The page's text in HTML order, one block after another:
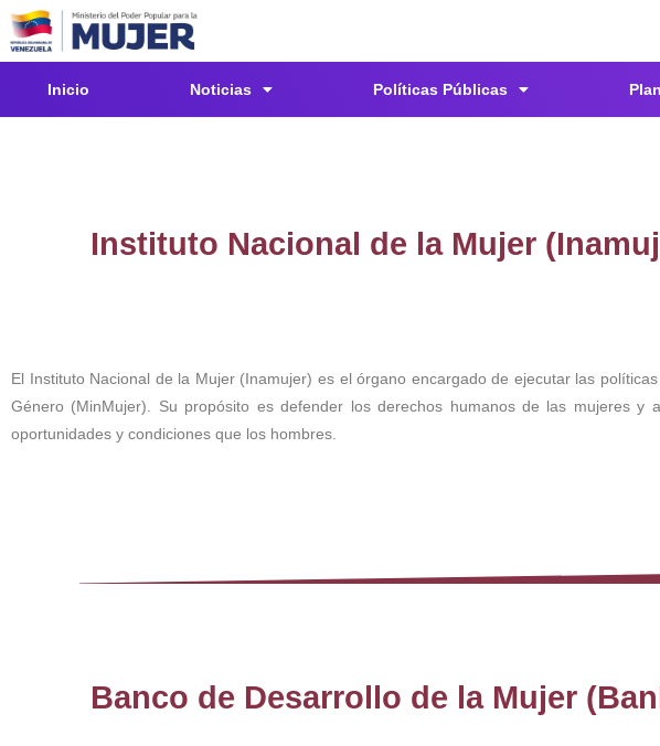
Inicio Noticias Políticas Públicas
Instituto Nacional de la Mujer
El Instituto Nacional de la Mujer (Inamujer) es el órgano encargado de ejecutar las
Género (MinMujer). Su propósito es defender los derechos humanos de las mujeres
oportunidades y condiciones que los hombres.
Banco de Desarrollo de la Mujer